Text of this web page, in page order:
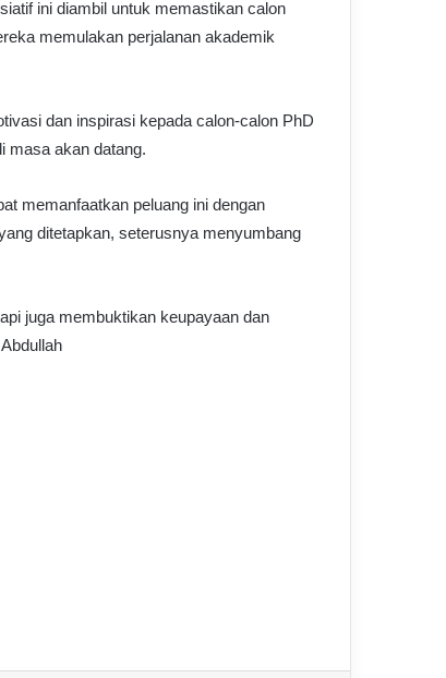
ini diambil untuk memastikan calon
memulakan perjalanan akademik
dan inspirasi kepada calon-calon PhD
masa akan datang.
memanfaatkan peluang ini dengan
ditetapkan, seterusnya menyumbang
juga membuktikan keupayaan dan